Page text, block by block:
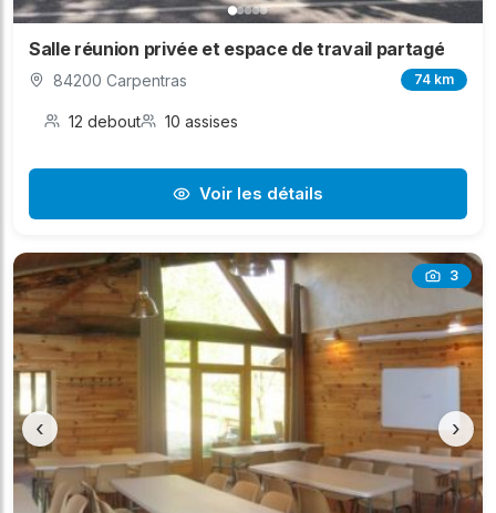
Salle réunion privée et espace de travail partagé
84200 Carpentras 74 km
12 debout 10 assises
Voir les détails
3
‹ ›